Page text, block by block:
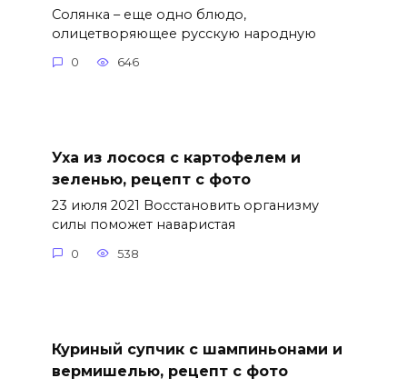
Солянка – еще одно блюдо,
олицетворяющее русскую народную
0 646
Уха из лосося с картофелем и
зеленью, рецепт с фото
23 июля 2021 Восстановить организму
силы поможет наваристая
0 538
Куриный супчик с шампиньонами и
вермишелью, рецепт с фото